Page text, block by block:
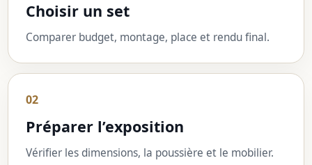
Choisir un set
Comparer budget, montage, place et rendu final.
02
Préparer l’exposition
Vérifier les dimensions, la poussière et le mobilier.